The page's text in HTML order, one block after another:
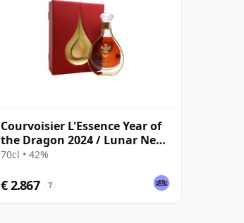
Courvoisier L'Essence Year of
the Dragon 2024 / Lunar New
Year
70cl • 42%
€ 2.867 ?